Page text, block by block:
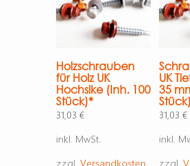
Holzschrauben
für Holz UK
Hochsike (Inh. 100
Stück)*
31,03 €
inkl. MwSt.
zzgl. Versandkosten
UK
35
31,03 €
inkl.
zzgl.